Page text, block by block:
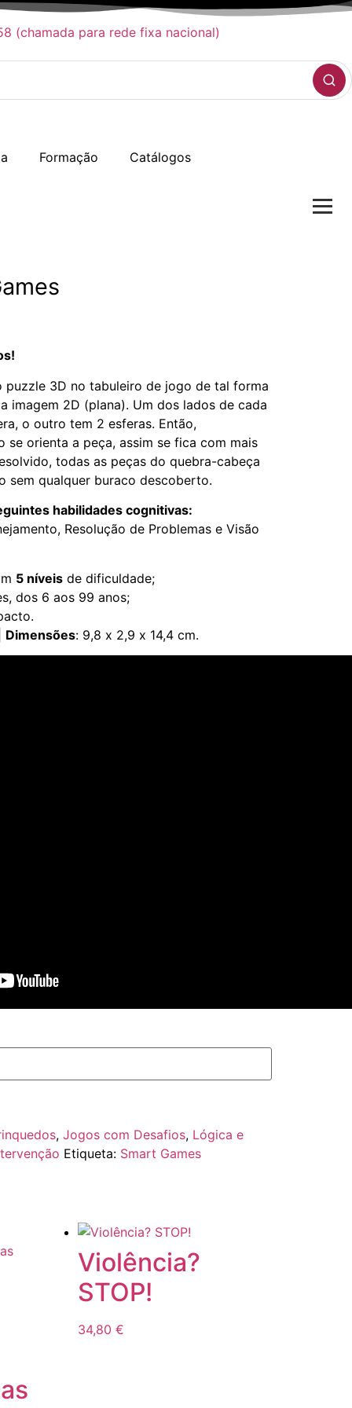
(chamada para rede fixa nacional)
Formação Catálogos
puzzle 3D no tabuleiro de jogo de tal forma
imagem 2D (plana). Um dos lados de cada
o outro tem 2 esferas. Então,
se orienta a peça, assim se fica com mais
todas as peças do quebra-cabeça
sem qualquer buraco descoberto.
habilidades cognitivas:
Resolução de Problemas e Visão
5 níveisde dificuldade;
dos 6 aos 99 anos;
Dimensões: 9,8 x 2,9 x 14,4 cm.
, Jogos com Desafios, Lógica e
Etiqueta: Smart Games
Violência?
STOP!
34,80€